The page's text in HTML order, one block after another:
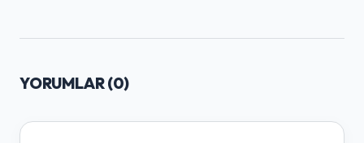
YORUMLAR (0)